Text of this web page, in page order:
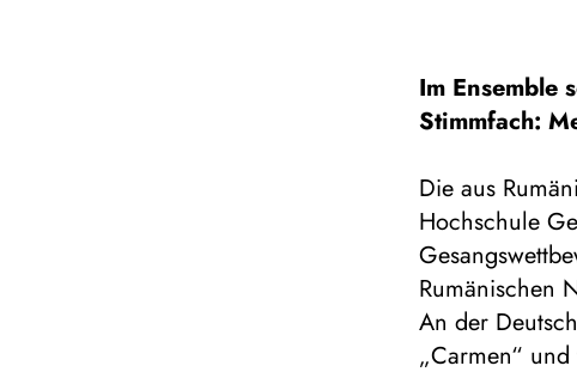
Im Ensemble
Stimmfach:
Die aus
Hochschule
Rumänischen
An der
„Carmen“